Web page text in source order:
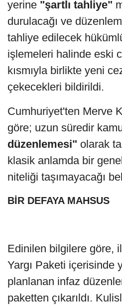
yerine "şartlı tahliye"
durulacağı ve
tahliye edilecek
işlemeleri halinde eski
kısmıyla birlikte yeni
çekecekleri bildirildi.
Cumhuriyet'ten Merve
göre; uzun süredir
düzenlemesi" olarak
klasik anlamda bir
niteliği taşımayacağı
BİR DEFAYA MAHSUS
Edinilen bilgilere göre,
Yargı Paketi içerisinde
planlanan infaz
paketten çıkarıldı.